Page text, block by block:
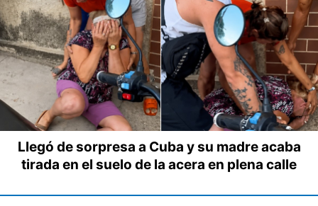
Llegó de sorpresa a Cuba y su madre acaba
tirada en el suelo de la acera en plena calle